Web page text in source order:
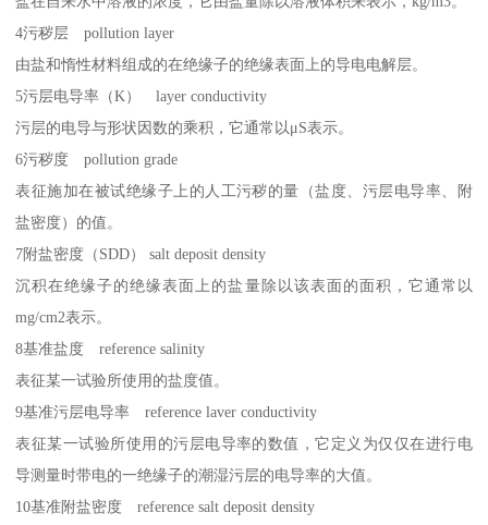
4污秽层 pollution layer
由盐和惰性材料组成的在绝缘子的绝缘表面上的导电电解层。
5污层电导率（K） layer conductivity
污层的电导与形状因数的乘积，它通常以μS表示。
6污秽度 pollution grade
表征施加在被试绝缘子上的人工污秽的量（盐度、污层电导率、附
盐密度）的值。
7附盐密度（SDD） salt deposit density
沉积在绝缘子的绝缘表面上的盐量除以该表面的面积，它通常以
mg/cm2表示。
8基准盐度 reference salinity
表征某一试验所使用的盐度值。
9基准污层电导率 reference laver conductivity
表征某一试验所使用的污层电导率的数值，它定义为仅仅在进行电
导测量时带电的一绝缘子的潮湿污层的电导率的大值。
10基准附盐密度 reference salt deposit density